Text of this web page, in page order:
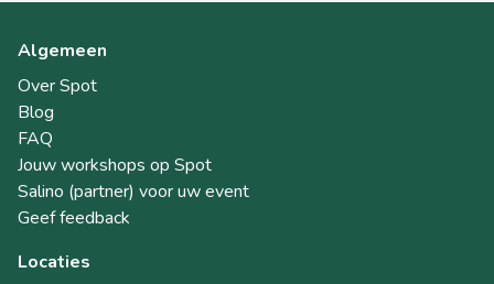
Algemeen
Over Spot
Blog
FAQ
Jouw workshops op Spot
Salino (partner) voor uw event
Geef feedback
Locaties